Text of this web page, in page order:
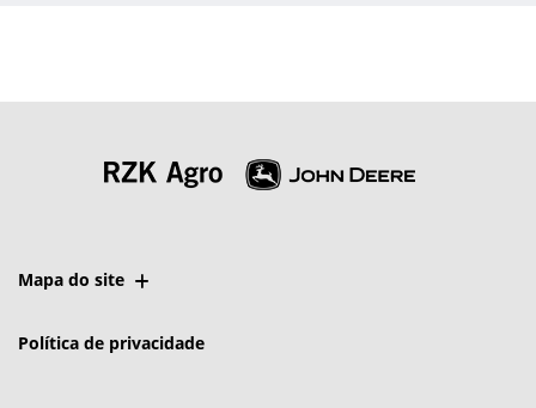
Mapa do site
Política de privacidade